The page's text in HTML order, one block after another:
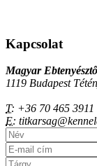
Kapcsolat
Magyar
1119 Budapest
T: +36 70 465 3911
E: